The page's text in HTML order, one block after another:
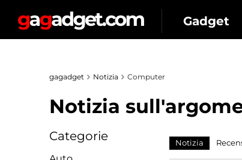
Gadget
gagadget Notizia Computer
Notizia
Notizia
Categorie